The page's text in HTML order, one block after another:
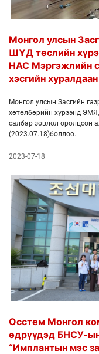
Монгол улсын
ШҮД төслийн
НАС Мэргэжлийн
хэсгийн
Монгол улсын Засгийн
хөтөлбөрийн хүрээнд
салбар зөвлөл оролцсон
(2023.07.18)боллоо.
2023-07-18
Осстем Монгол
өдрүүдэд БНСУ-
“Имплантын мэс